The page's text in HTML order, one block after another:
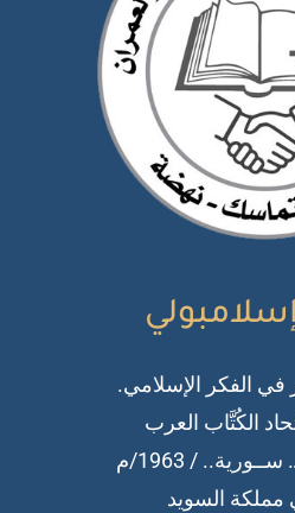
الفكر الإسلامي.
الكُتَّاب العرب
/ 1963/م
السويد